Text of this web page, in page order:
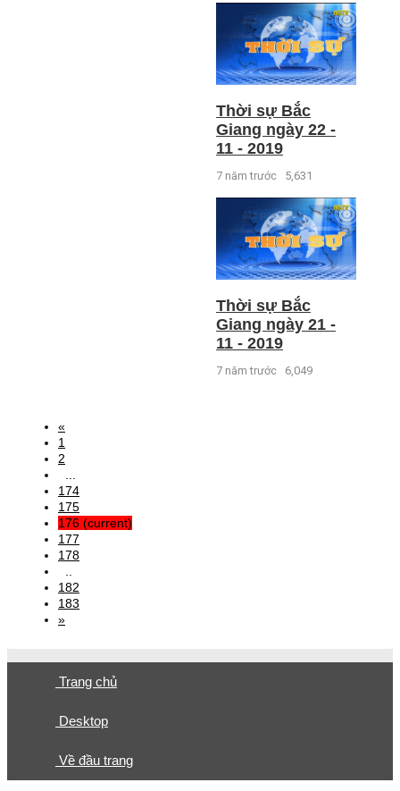
Thời sự Bắc
Giang ngày 22 -
11 - 2019
7 năm trước 5,631
Thời sự Bắc
Giang ngày 21 -
11 - 2019
7 năm trước 6,049
«
1
2
174
175
176 (current)
177
178
182
183
»
Trang chủ
Desktop
Về đầu trang